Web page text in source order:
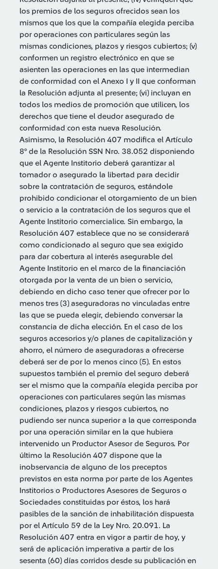
los premios de los seguros ofrecidos sean los
mismos que los que la compañía elegida perciba
por operaciones con particulares según las
mismas condiciones, plazos y riesgos cubiertos; (v)
conformen un registro electrónico en que se
asienten las operaciones en las que intermedian
de conformidad con el Anexo I y II que conforman
la Resolución adjunta al presente; (vi) incluyan en
todos los medios de promoción que utilicen, los
derechos que tiene el deudor asegurado de
conformidad con esta nueva Resolución.
Asimismo, la Resolución 407 modifica el Artículo
8° de la Resolución SSN Nro. 38.052 disponiendo
que el Agente Institorio deberá garantizar al
tomador o asegurado la libertad para decidir
sobre la contratación de seguros, estándole
prohibido condicionar el otorgamiento de un bien
o servicio a la contratación de los seguros que el
Agente Institorio comercialice. Sin embargo, la
Resolución 407 establece que no se considerará
como condicionado al seguro que sea exigido
para dar cobertura al interés asegurable del
Agente Institorio en el marco de la financiación
otorgada por la venta de un bien o servicio,
debiendo en dicho caso tener que ofrecer por lo
menos tres (3) aseguradoras no vinculadas entre
las que se pueda elegir, debiendo conversar la
constancia de dicha elección. En el caso de los
seguros accesorios y/o planes de capitalización y
ahorro, el número de aseguradoras a ofrecerse
deberá ser de por lo menos cinco (5). En estos
supuestos también el premio del seguro deberá
ser el mismo que la compañía elegida perciba por
operaciones con particulares según las mismas
condiciones, plazos y riesgos cubiertos, no
pudiendo ser nunca superior a la que corresponda
por una operación similar en la que hubiera
intervenido un Productor Asesor de Seguros. Por
último la Resolución 407 dispone que la
inobservancia de alguno de los preceptos
previstos en esta norma por parte de los Agentes
Institorios o Productores Asesores de Seguros o
Sociedades constituidas por éstos, los hará
pasibles de la sanción de inhabilitación dispuesta
por el Artículo 59 de la Ley Nro. 20.091. La
Resolución 407 entra en vigor a partir de hoy, y
será de aplicación imperativa a partir de los
sesenta (60) días corridos desde su publicación en